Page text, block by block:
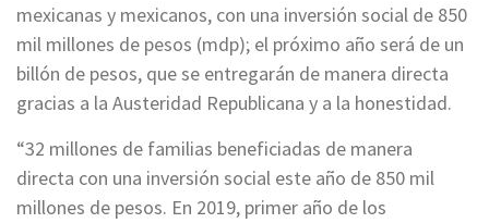
mexicanas y mexicanos, con una inversión social de 850
mil millones de pesos (mdp); el próximo año será de un
billón de pesos, que se entregarán de manera directa
gracias a la Austeridad Republicana y a la honestidad.
“32 millones de familias beneficiadas de manera
directa con una inversión social este año de 850 mil
millones de pesos. En 2019, primer año de los